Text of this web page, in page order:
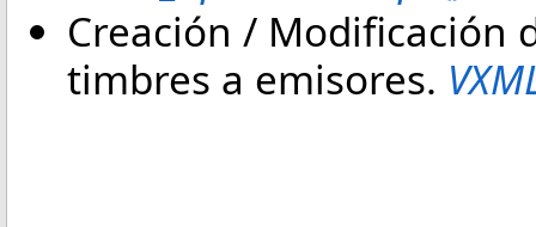
Creación / Modificación
timbres a emisores.